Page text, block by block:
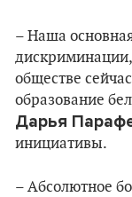
– Наша
обществе
образование
Дарья
инициативы.
– Абсолютное